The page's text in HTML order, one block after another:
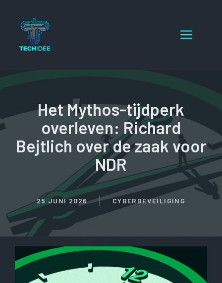
inhoud
Menu
Het Mythos-tijdperk
overleven: Richard
Bejtlich over de zaak voor
NDR
25 JUNI 2026 CYBERBEVEILIGING